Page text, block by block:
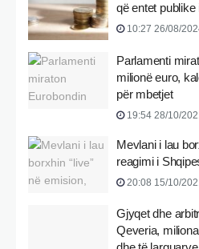
që entet
10:27 26/08/
Parlamenti
milionë euro,
për mbetjet
19:54 28/10/
Mevlani i lau
reagimi i
20:08 15/10/
Gjyqet dhe
Qeveria,